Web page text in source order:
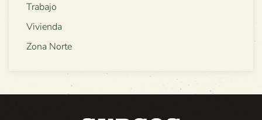
Trabajo
Vivienda
Zona Norte